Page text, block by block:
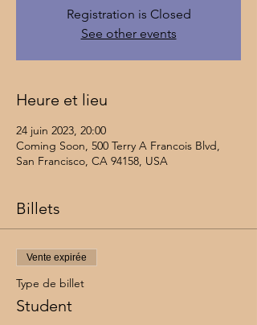
Registration is Closed
See other events
Heure et lieu
24 juin 2023, 20:00
Coming Soon, 500 Terry A Francois Blvd,
San Francisco, CA 94158, USA
Billets
Vente expirée
Type de billet
Student